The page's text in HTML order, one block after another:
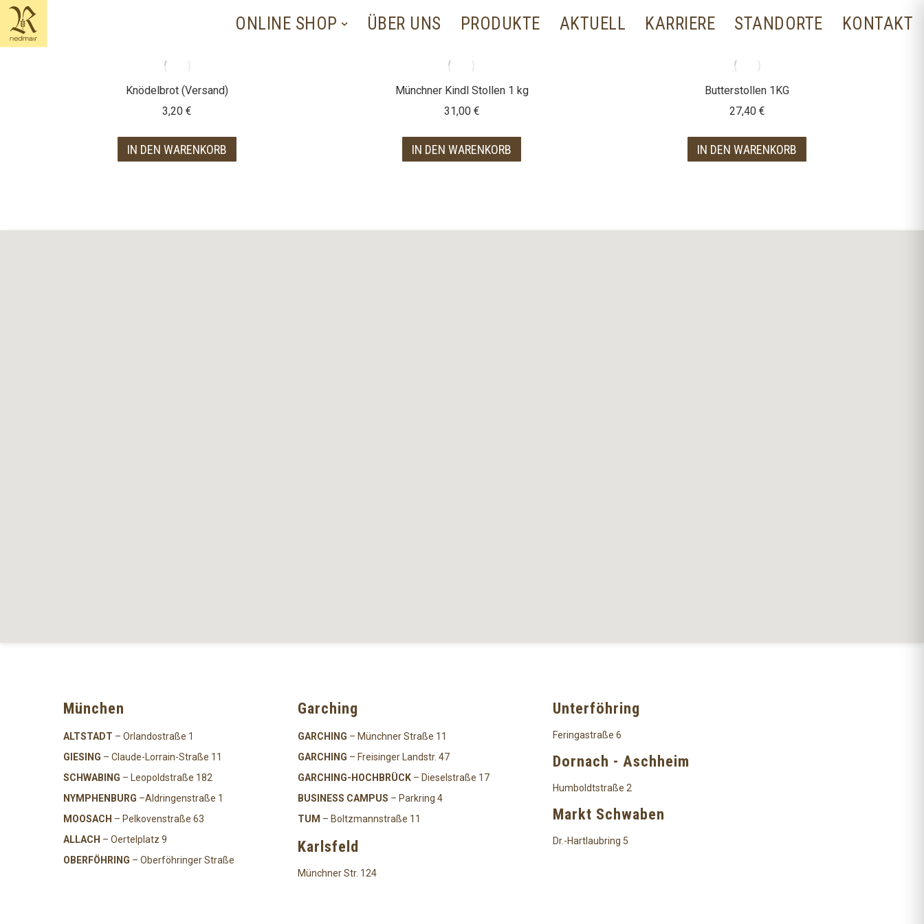
content
ONLINE SHOP ÜBER UNS PRODUKTE AKTUELL KARRIERE STANDORTE KONTAKT
Knödelbrot (Versand)
3,20 €
IN DEN WARENKORB
Münchner Kindl Stollen 1 kg
31,00 €
IN DEN WARENKORB
Butterstollen 1KG
27,40 €
IN DEN WARENKORB
München
ALTSTADT – Orlandostraße 1
GIESING – Claude-Lorrain-Straße 11
SCHWABING – Leopoldstraße 182
NYMPHENBURG –Aldringenstraße 1
MOOSACH – Pelkovenstraße 63
ALLACH – Oertelplatz 9
OBERFÖHRING – Oberföhringer Straße
Garching
GARCHING – Münchner Straße 11
GARCHING – Freisinger Landstr. 47
GARCHING-HOCHBRÜCK – Dieselstraße 17
BUSINESS CAMPUS – Parkring 4
TUM – Boltzmannstraße 11
Karlsfeld
Münchner Str. 124
Unterföhring
Feringastraße 6
Dornach - Aschheim
Humboldtstraße 2
Markt Schwaben
Dr.-Hartlaubring 5